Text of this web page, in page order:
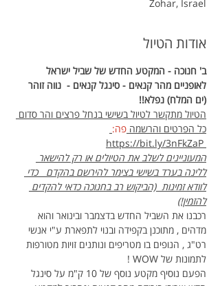
Zohar, Israel
אודות הטיול
ב' חנוכה - המקטע החדש של שביל ישראל
לאופניים מהר קנאים - סינגל קנאים -  נווה זוהר
(ים המלח) נפלא!!
הטיול מתקשר לטיול בשישי בנחל פרצים והר סדום
כל הפרטים והרשמה פה:
המעוניינים לשלב את הטיולים או רק להישאר
ללינה בערד בשישי בצימר להירשם בהקדם   כדי
לוודא זמינות  (הביקוש רב בחנוכה כדאי להקדים
להזמין!)
רכבנו את השביל החדש בדצמבר ובינואר והוא
מדהים , מתוכנן בקפידה ובנוי לתפארת ע"י אנשי
רט"ג , הנופים בו מטריפים ונותנים זויות מטורפות
לתמונות של WOW !
הפעם נוסיף מקטע נוסף של 10 ק"מ על סינגל